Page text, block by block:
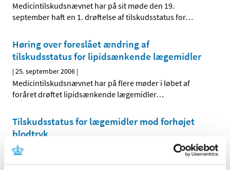
Medicintilskudsnævnet har på sit møde den 19.
september haft en 1. drøftelse af tilskudsstatus for…
Høring over foreslået ændring af
tilskudsstatus for lipidsænkende lægemidler
|25. september 2006 |
Medicintilskudsnævnet har på flere møder i løbet af
foråret drøftet lipidsænkende lægemidler…
Tilskudsstatus for lægemidler mod forhøjet
blodtryk
|4. juli 2006